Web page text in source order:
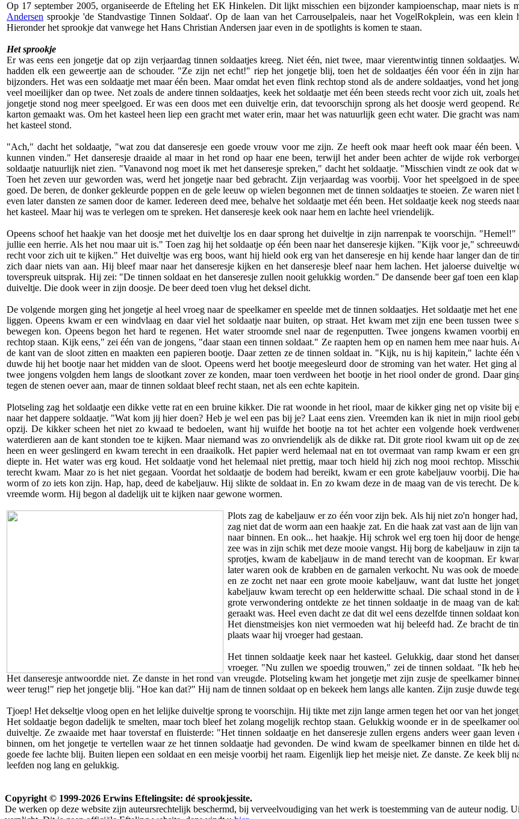
Op 17 september 2005, organiseerde de Efteling het EK Hinkelen. Dit lijkt misschien een bijzonder kampioenschap, maar niets
Andersen sprookje 'de Standvastige Tinnen Soldaat'. Op de laan van het Carrouselpaleis, naar het VogelRokplein, was een
Hieronder het sprookje dat vanwege het Hans Christian Andersen jaar even in de spotlights is komen te staan.
Het sprookje
Er was eens een jongetje dat op zijn verjaardag tinnen soldaatjes kreeg. Niet één, niet twee, maar vierentwintig tinnen soldaatjes.
hadden elk een geweertje aan de schouder. "Ze zijn net echt!" riep het jongetje blij, toen het de soldaatjes één voor één in zijn
bijzonders. Het was een soldaatje met maar één been. Maar omdat het even flink rechtop stond als de andere soldaatjes, vond het
veel moeilijker dan op twee. Net zoals de andere tinnen soldaatjes, keek het soldaatje met één been steeds recht voor zich uit, zoals
jongetje stond nog meer speelgoed. Er was een doos met een duiveltje erin, dat tevoorschijn sprong als het doosje werd geopend.
karton gemaakt was. Om het kasteel heen liep een gracht met water erin, maar het was natuurlijk geen echt water. Die gracht was
het kasteel stond.
"Ach," dacht het soldaatje, "wat zou dat danseresje een goede vrouw voor me zijn. Ze heeft ook maar heeft ook maar één been.
kunnen vinden." Het danseresje draaide al maar in het rond op haar ene been, terwijl het ander been achter de wijde rok
soldaatje natuurlijk niet zien. "Vanavond nog moet ik met het danseresje spreken," dacht het soldaatje. "Misschien vindt ze ook dat
Toen het zeven uur geworden was, werd het jongetje naar bed gebracht. Zijn verjaardag was voorbij. Voor het speelgoed in de
goed. De beren, de donker gekleurde poppen en de gele leeuw op wielen begonnen met de tinnen soldaatjes te stoeien. Ze waren niet
even later dansten ze samen door de kamer. Iedereen deed mee, behalve het soldaatje met één been. Het soldaatje keek nog steeds
het kasteel. Maar hij was te verlegen om te spreken. Het danseresje keek ook naar hem en lachte heel vriendelijk.
Opeens schoof het haakje van het doosje met het duiveltje los en daar sprong het duiveltje in zijn narrenpak te voorschijn.
jullie een herrie. Als het nou maar uit is." Toen zag hij het soldaatje op één been naar het danseresje kijken. "Kijk voor je,"
recht voor zich uit te kijken." Het duiveltje was erg boos, want hij hield ook erg van het danseresje en hij kende haar langer dan de
zich daar niets van aan. Hij bleef maar naar het danseresje kijken en het danseresje bleef naar hem lachen. Het jaloerse duiveltje
toverspreuk uitsprak. Hij zei: "De tinnen soldaat en het danseresje zullen nooit gelukkig worden." De dansende beer gaf toen een
duiveltje. Die dook weer in zijn doosje. De beer deed toen vlug het deksel dicht.
De volgende morgen ging het jongetje al heel vroeg naar de speelkamer en speelde met de tinnen soldaatjes. Het soldaatje met het
liggen. Opeens kwam er een windvlaag en daar viel het soldaatje naar buiten, op straat. Het kwam met zijn ene been tussen twee
bewegen kon. Opeens begon het hard te regenen. Het water stroomde snel naar de regenputten. Twee jongens kwamen voorbij
rechtop staan. Kijk eens," zei één van de jongens, "daar staan een tinnen soldaat." Ze raapten hem op en namen hem mee naar huis.
de kant van de sloot zitten en maakten een papieren bootje. Daar zetten ze de tinnen soldaat in. "Kijk, nu is hij kapitein," lachte één
duwde hij het bootje naar het midden van de sloot. Opeens werd het bootje meegesleurd door de stroming van het water. Het ging
twee jongens volgden hem langs de slootkant zover ze konden, maar toen verdween het bootje in het riool onder de grond. Daar
tegen de stenen oever aan, maar de tinnen soldaat bleef recht staan, net als een echte kapitein.
Plotseling zag het soldaatje een dikke vette rat en een bruine kikker. Die rat woonde in het riool, maar de kikker ging net op visite
naar het dappere soldaatje. "Wat kom jij hier doen? Heb je wel een pas bij je? Laat eens zien. Vreemden kan ik niet in mijn riool
opzij. De kikker scheen het niet zo kwaad te bedoelen, want hij wuifde het bootje na tot het achter een volgende hoek
waterdieren aan de kant stonden toe te kijken. Maar niemand was zo onvriendelijk als de dikke rat. Dit grote riool kwam uit op de
heen en weer geslingerd en kwam terecht in een draaikolk. Het papier werd helemaal nat en tot overmaat van ramp kwam er een
diepte in. Het water was erg koud. Het soldaatje vond het helemaal niet prettig, maar toch hield hij zich nog mooi rechtop.
terecht kwam. Maar zo is het niet gegaan. Voordat het soldaatje de bodem had bereikt, kwam er een grote kabeljauw voorbij. Die
worm of zo iets kon zijn. Hap, hap, deed de kabeljauw. Hij slikte de soldaat in. En zo kwam deze in de maag van de vis terecht. De
vreemde worm. Hij begon al dadelijk uit te kijken naar gewone wormen.
Plots zag de kabeljauw er zo één voor zijn bek. Als hij niet zo'n honger
zag niet dat de worm aan een haakje zat. En die haak zat vast aan de lijn
naar binnen. En ook... het haakje. Hij schrok wel erg toen hij door de
zee was in zijn schik met deze mooie vangst. Hij borg de kabeljauw in zijn
sprotjes, kwam de kabeljauw in de mand terecht van de koopman. Er
later waren ook de krabben en de garnalen verkocht. Nu was ook de
en ze zocht net naar een grote mooie kabeljauw, want dat lustte het
kabeljauw kwam terecht op een helderwitte schaal. Die schaal stond in
grote verwondering ontdekte ze het tinnen soldaatje in de maag van de
geraakt was. Heel even dacht ze dat dit wel eens dezelfde tinnen soldaat
Het dienstmeisjes kon niet vermoeden wat hij beleefd had. Ze bracht de
plaats waar hij vroeger had gestaan.
Het tinnen soldaatje keek naar het kasteel. Gelukkig, daar stond het
vroeger. "Nu zullen we spoedig trouwen," zei de tinnen soldaat. "Ik heb
Het danseresje antwoordde niet. Ze danste in het rond van vreugde. Plotseling kwam het jongetje met zijn zusje de speelkamer
weer terug!" riep het jongetje blij. "Hoe kan dat?" Hij nam de tinnen soldaat op en bekeek hem langs alle kanten. Zijn zusje duwde
Tjoep! Het dekseltje vloog open en het lelijke duiveltje sprong te voorschijn. Hij tikte met zijn lange armen tegen het oor van het
Het soldaatje begon dadelijk te smelten, maar toch bleef het zolang mogelijk rechtop staan. Gelukkig woonde er in de speelkamer
duiveltje. Ze zwaaide met haar toverstaf en fluisterde: "Het tinnen soldaatje en het danseresje zullen ergens anders weer gaan
binnen, om het jongetje te vertellen waar ze het tinnen soldaatje had gevonden. De wind kwam de speelkamer binnen en tilde het
goede fee lachte blij. Buiten liepen een soldaat en een meisje voorbij het raam. Eigenlijk liep het meisje niet. Ze danste. Ze keek blij
leefden nog lang en gelukkig.
Copyright © 1999-2026 Erwins Eftelingsite: dé sprookjessite.
De werken op deze website zijn auteursrechtelijk beschermd, bij verveelvoudiging van het werk is toestemming van de auteur nodig.